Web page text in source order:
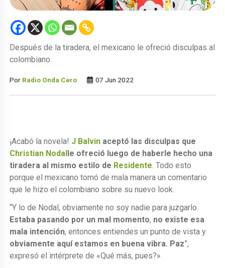
Después de la tiradera, el mexicano le ofreció disculpas al
colombiano.
Por Radio Onda Cero 07 Jun 2022
¡Acabó la novela! J Balvin aceptó las disculpas que
Christian Nodalle ofreció luego de haberle hecho una
tiradera al mismo estilo de Residente . Todo esto
porque el mexicano tomó de mala manera un comentario
que le hizo el colombiano sobre su nuevo look.
“Y lo de Nodal, obviamente no soy nadie para juzgarlo.
Estaba pasando por un mal momento, no existe esa
mala intención, entonces entiendes un punto de vista y
obviamente aquí estamos en buena vibra. Paz”,
expresó el intérprete de «Qué más, pues?»